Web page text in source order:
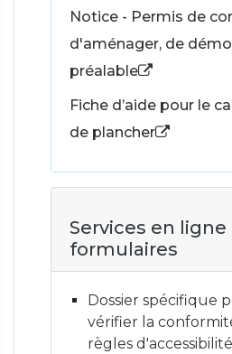
Notice - Permis de
d'aménager, de
préalable
Fiche d’aide pour le
de plancher
Services en ligne
formulaires
Dossier spécifique
vérifier la
règles